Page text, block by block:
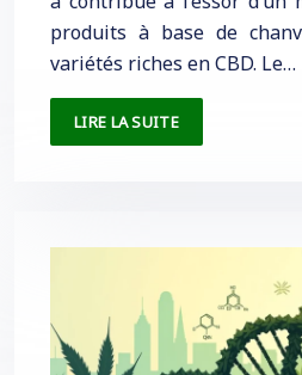
produits à base de
variétés riches en CBD. Le…
LIRE LA SUITE